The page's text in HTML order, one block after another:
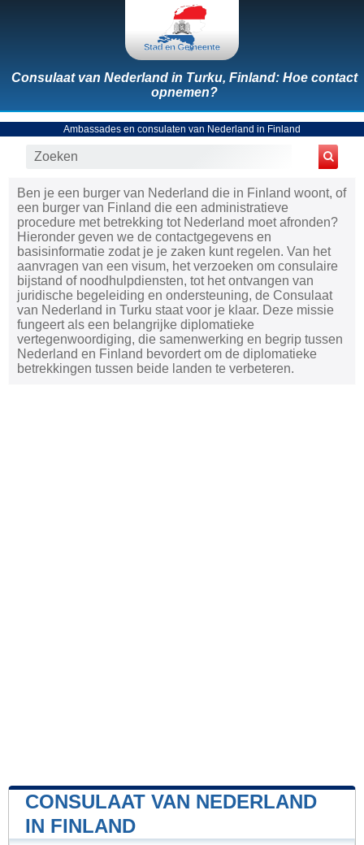
Consulaat van Nederland in Turku, Finland: Hoe contact
opnemen?
Ambassades en consulaten van Nederland in Finland
Ben je een burger van Nederland die in Finland woont, of
een burger van Finland die een administratieve
procedure met betrekking tot Nederland moet afronden?
Hieronder geven we de contactgegevens en
basisinformatie zodat je je zaken kunt regelen. Van het
aanvragen van een visum, het verzoeken om consulaire
bijstand of noodhulpdiensten, tot het ontvangen van
juridische begeleiding en ondersteuning, de Consulaat
van Nederland in Turku staat voor je klaar. Deze missie
fungeert als een belangrijke diplomatieke
vertegenwoordiging, die samenwerking en begrip tussen
Nederland en Finland bevordert om de diplomatieke
betrekkingen tussen beide landen te verbeteren.
CONSULAAT VAN NEDERLAND
IN FINLAND